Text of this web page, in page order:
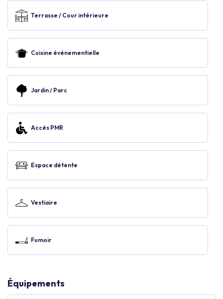
Terrasse / Cour intérieure
Cuisine événementielle
Jardin / Parc
Accès PMR
Espace détente
Vestiaire
Fumoir
Équipements